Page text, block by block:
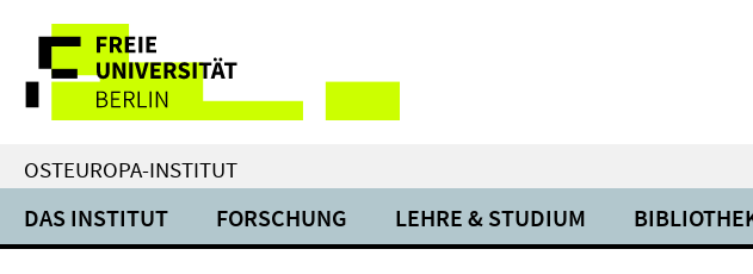
direkt
Inhalt
Service-
Navigation
OSTEUROPA-INSTITUT
DAS INSTITUT FORSCHUNG LEHRE & STUDIUM